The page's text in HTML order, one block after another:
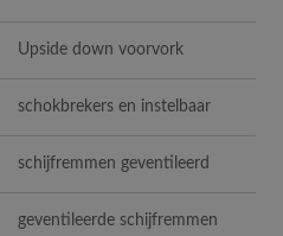
Upside down voorvork
schokbrekers en instelbaar
schijfremmen geventileerd
geventileerde schijfremmen